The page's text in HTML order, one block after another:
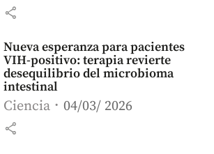
share
Nueva esperanza para pacientes
VIH-positivo: terapia revierte
desequilibrio del microbioma
intestinal
Ciencia 04/03/ 2026
share